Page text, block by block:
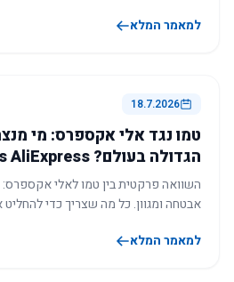
למאמר המלא
18.7.2026
טמו נגד אלי אקספרס: מי
הגדולה בעולם? Temu vs AliExpress
השוואה פרקטית בין טמו לאלי
אבטחה ומגוון. כל מה שצריך כדי להחליט
למאמר המלא